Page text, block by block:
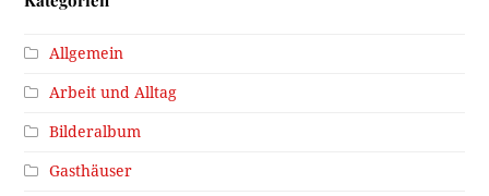
Allgemein
Arbeit und Alltag
Bilderalbum
Gasthäuser